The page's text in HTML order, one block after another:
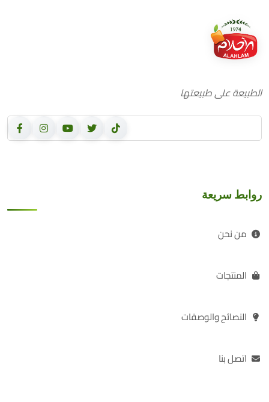
الطبيعة على طبيعتها
روابط سريعة
من نحن
المنتجات
النصائح والوصفات
اتصل بنا